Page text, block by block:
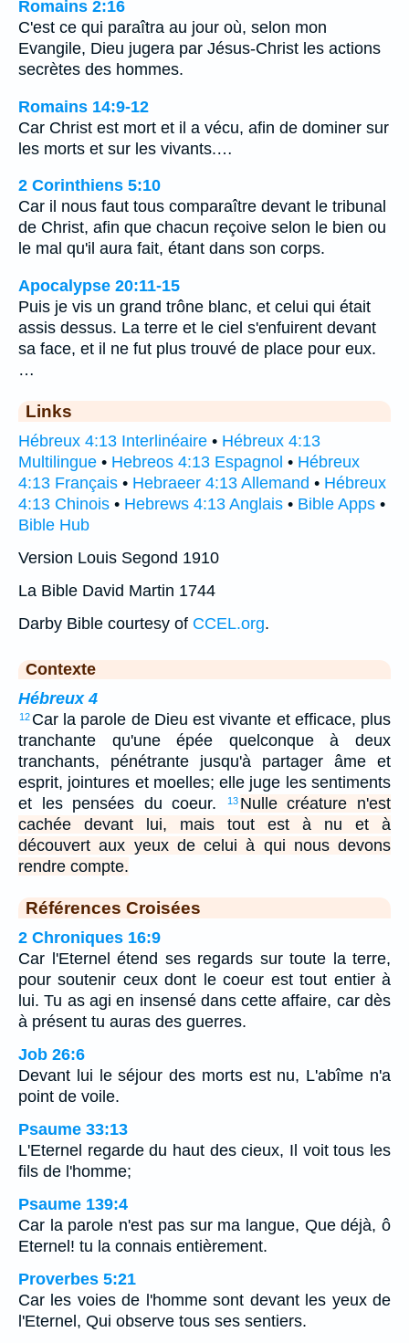
Romains 2:16
C'est ce qui paraîtra au jour où, selon mon
Evangile, Dieu jugera par Jésus-Christ les actions
secrètes des hommes.
Romains 14:9-12
Car Christ est mort et il a vécu, afin de dominer sur
les morts et sur les vivants.…
2 Corinthiens 5:10
Car il nous faut tous comparaître devant le tribunal
de Christ, afin que chacun reçoive selon le bien ou
le mal qu'il aura fait, étant dans son corps.
Apocalypse 20:11-15
Puis je vis un grand trône blanc, et celui qui était
assis dessus. La terre et le ciel s'enfuirent devant
sa face, et il ne fut plus trouvé de place pour eux.
…
Links
Hébreux 4:13 Interlinéaire • Hébreux 4:13
Multilingue • Hebreos 4:13 Espagnol • Hébreux
4:13 Français • Hebraeer 4:13 Allemand • Hébreux
4:13 Chinois • Hebrews 4:13 Anglais • Bible Apps •
Bible Hub
Version Louis Segond 1910
La Bible David Martin 1744
Darby Bible courtesy of CCEL.org.
Contexte
Hébreux 4
12 Car la parole de Dieu est vivante et efficace, plus
tranchante qu'une épée quelconque à deux
tranchants, pénétrante jusqu'à partager âme et
esprit, jointures et moelles; elle juge les sentiments
et les pensées du coeur.
13 Nulle créature n'est
cachée devant lui, mais tout est à nu et à
découvert aux yeux de celui à qui nous devons
rendre compte.
Références Croisées
2 Chroniques 16:9
Car l'Eternel étend ses regards sur toute la terre,
pour soutenir ceux dont le coeur est tout entier à
lui. Tu as agi en insensé dans cette affaire, car dès
à présent tu auras des guerres.
Job 26:6
Devant lui le séjour des morts est nu, L'abîme n'a
point de voile.
Psaume 33:13
L'Eternel regarde du haut des cieux, Il voit tous les
fils de l'homme;
Psaume 139:4
Car la parole n'est pas sur ma langue, Que déjà, ô
Eternel! tu la connais entièrement.
Proverbes 5:21
Car les voies de l'homme sont devant les yeux de
l'Eternel, Qui observe tous ses sentiers.